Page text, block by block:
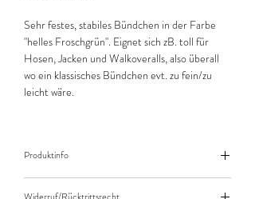
Sehr festes, stabiles Bündchen in der Farbe
"helles Froschgrün". Eignet sich zB. toll für
Hosen, Jacken und Walkoveralls, also überall
wo ein klassisches Bündchen evt. zu fein/zu
leicht wäre.
Produktinfo